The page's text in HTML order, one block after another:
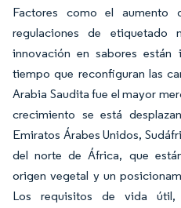
Factores como el aumento
regulaciones de
innovación en sabores están
tiempo que reconfiguran las
Arabia Saudita fue el mayor
crecimiento se está
Emiratos Árabes Unidos,
del norte de África, que
origen vegetal y un
Los requisitos de vida útil,